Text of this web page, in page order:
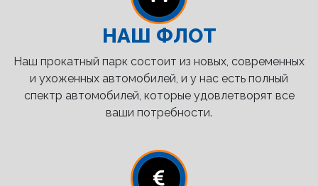
НАШ ФЛОТ
Наш прокатный парк состоит из новых, современных
и ухоженных автомобилей, и у нас есть полный
спектр автомобилей, которые удовлетворят все
ваши потребности.